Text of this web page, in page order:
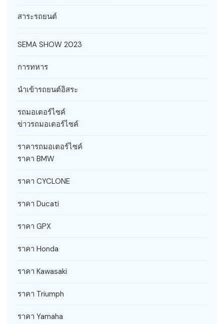
สาระรถยนต์
SEMA SHOW 2023
การทหาร
นำเข้ารถยนต์อิสระ
รถมอเตอร์ไซค์
ข่าวรถมอเตอร์ไซค์
ราคารถมอเตอร์ไซค์
ราคา BMW
ราคา CYCLONE
ราคา Ducati
ราคา GPX
ราคา Honda
ราคา Kawasaki
ราคา Triumph
ราคา Yamaha